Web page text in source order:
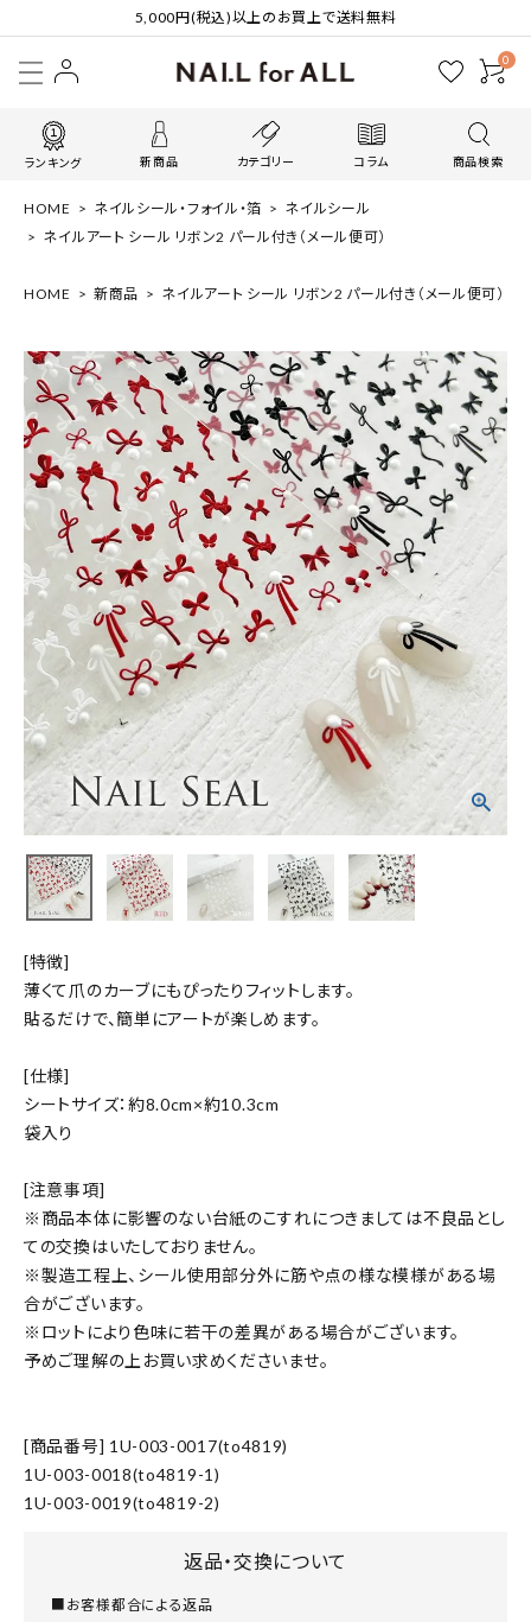
5,000円(税込)以上のお買上で送料無料
0
ランキング 新商品 カテゴリー コラム 商品検索
HOME ネイルシール・フォイル・箔
ネイルシール
ネイルアート シール リボン2 パール付き（メール便可）
HOME 新商品 ネイルアート シール リボン2 パール付き（メール便可）
[特徴]
薄くて爪のカーブにもぴったりフィットします。
貼るだけで、簡単にアートが楽しめます。
[仕様]
シートサイズ：約8.0cm×約10.3cm
袋入り
[注意事項]
※商品本体に影響のない台紙のこすれにつきましては不良品とし
ての交換はいたしておりません。
※製造工程上、シール使用部分外に筋や点の様な模様がある場
合がございます。
※ロットにより色味に若干の差異がある場合がございます。
予めご理解の上お買い求めくださいませ。
[商品番号] 1U-003-0017(to4819)
1U-003-0018(to4819-1)
1U-003-0019(to4819-2)
返品・交換について
■お客様都合による返品